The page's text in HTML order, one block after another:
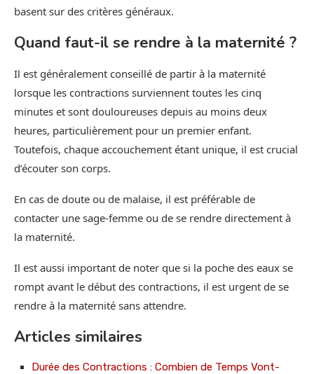
basent sur des critères généraux.
Quand faut-il se rendre à la maternité ?
Il est généralement conseillé de partir à la maternité
lorsque les contractions surviennent toutes les cinq
minutes et sont douloureuses depuis au moins deux
heures, particulièrement pour un premier enfant.
Toutefois, chaque accouchement étant unique, il est crucial
d’écouter son corps.
En cas de doute ou de malaise, il est préférable de
contacter une sage-femme ou de se rendre directement à
la maternité.
Il est aussi important de noter que si la poche des eaux se
rompt avant le début des contractions, il est urgent de se
rendre à la maternité sans attendre.
Articles similaires
Durée des Contractions : Combien de Temps Vont-